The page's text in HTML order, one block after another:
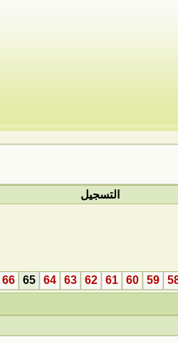
التسجيل
59
60
61
62
63
64
65
66